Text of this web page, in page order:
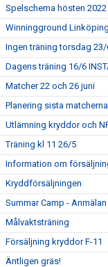
Spelschema hösten 2022
Winningground Linköping
Ingen träning torsdag 23/
Dagens träning 16/6
Matcher 22 och 26 juni
Planering sista
Utlämning kryddor och
Träning kl 11 26/5
Information om
Kryddförsäljningen
Summar Camp -
Målvaktsträning
Försäljning kryddor F-11
Äntligen gräs!